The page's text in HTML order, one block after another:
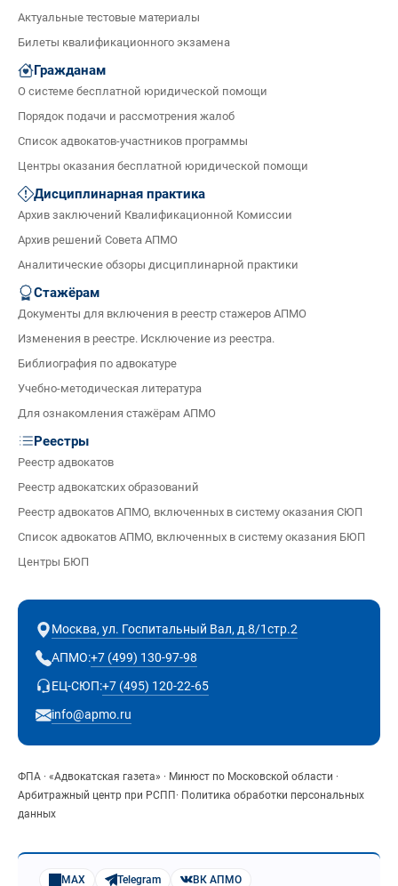
Актуальные тестовые материалы
Билеты квалификационного экзамена
Гражданам
О системе бесплатной юридической помощи
Порядок подачи и рассмотрения жалоб
Список адвокатов-участников программы
Центры оказания бесплатной юридической помощи
Дисциплинарная практика
Архив заключений Квалификационной Комиссии
Архив решений Совета АПМО
Аналитические обзоры дисциплинарной практики
Стажёрам
Документы для включения в реестр стажеров АПМО
Изменения в реестре. Исключение из реестра.
Библиография по адвокатуре
Учебно-методическая литература
Для ознакомления стажёрам АПМО
Реестры
Реестр адвокатов
Реестр адвокатских образований
Реестр адвокатов АПМО, включенных в систему оказания СЮП
Список адвокатов АПМО, включенных в систему оказания БЮП
Центры БЮП
Москва, ул. Госпитальный Вал, д.8/1стр.2
АПМО:+7 (499) 130-97-98
ЕЦ-СЮП:+7 (495) 120-22-65
info@apmo.ru
ФПА · «Адвокатская газета» · Минюст по Московской области ·
Арбитражный центр при РСПП· Политика обработки персональных
данных
MAX Telegram ВК АПМО